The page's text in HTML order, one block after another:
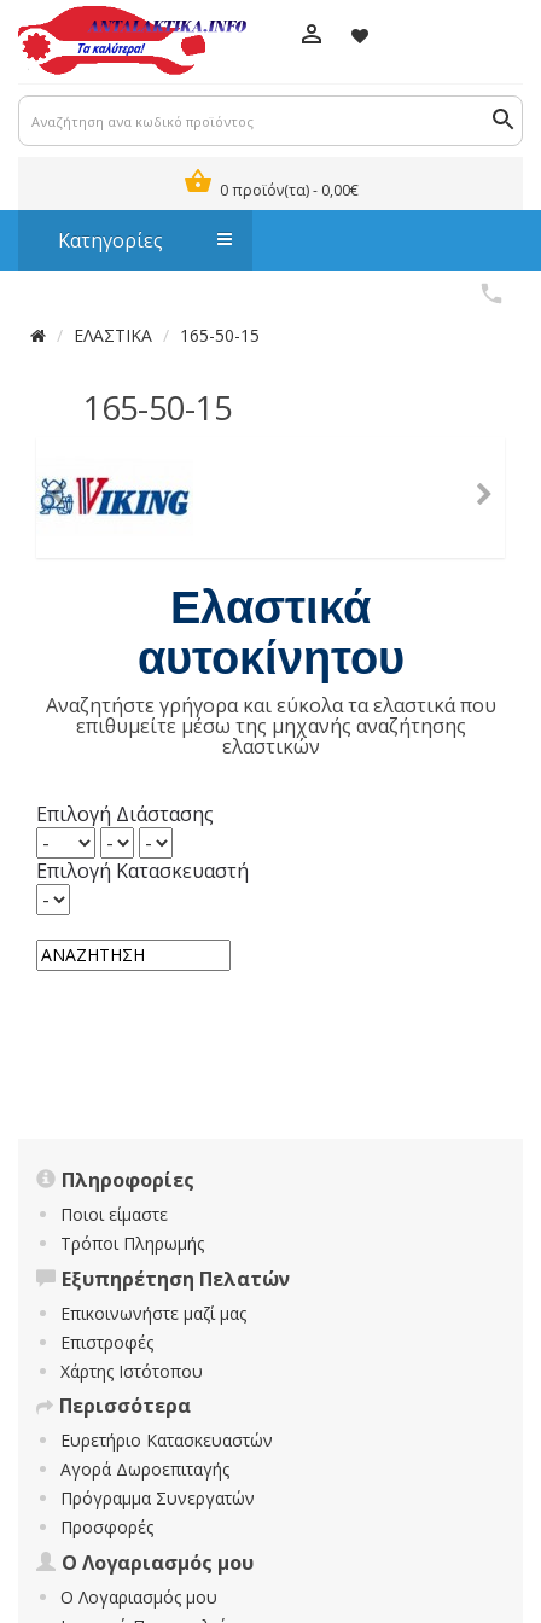
0 προϊόν(τα) - 0,00€
Κατηγορίες
ΕΛΑΣΤΙΚΑ 165-50-15
165-50-15
Ελαστικά
αυτοκίνητου
Αναζητήστε γρήγορα και εύκολα τα ελαστικά που
επιθυμείτε μέσω της μηχανής αναζήτησης
ελαστικών
Επιλογή Διάστασης
Επιλογή Κατασκευαστή
Πληροφορίες
Ποιοι είμαστε
Τρόποι Πληρωμής
Εξυπηρέτηση Πελατών
Επικοινωνήστε μαζί μας
Επιστροφές
Χάρτης Ιστότοπου
Περισσότερα
Ευρετήριο Κατασκευαστών
Αγορά Δωροεπιταγής
Πρόγραμμα Συνεργατών
Προσφορές
Ο Λογαριασμός μου
Ο Λογαριασμός μου